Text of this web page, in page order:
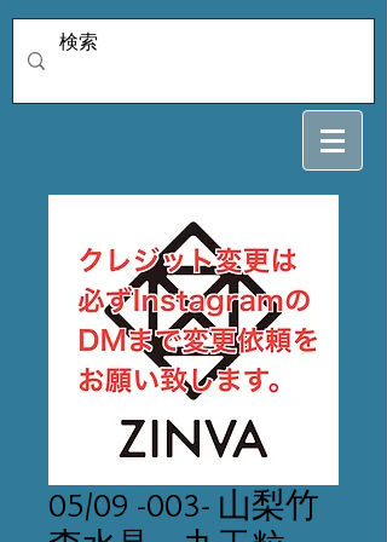
05/09 -003- 山梨竹